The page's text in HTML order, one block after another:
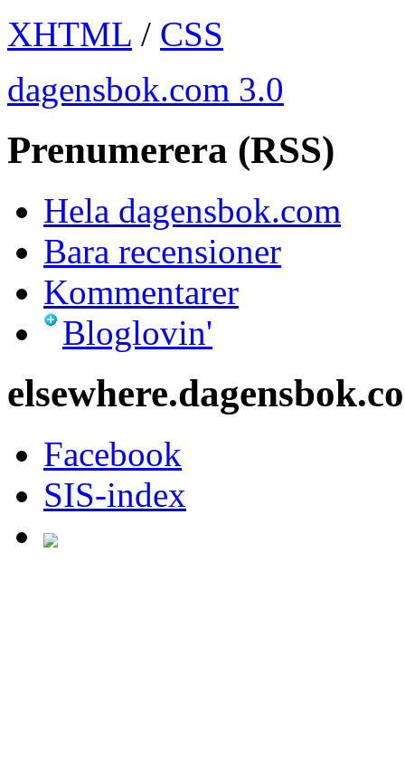
XHTML / CSS
dagensbok.com 3.0
Prenumerera (RSS)
Hela dagensbok.com
Bara recensioner
Kommentarer
Bloglovin'
Facebook
SIS-index